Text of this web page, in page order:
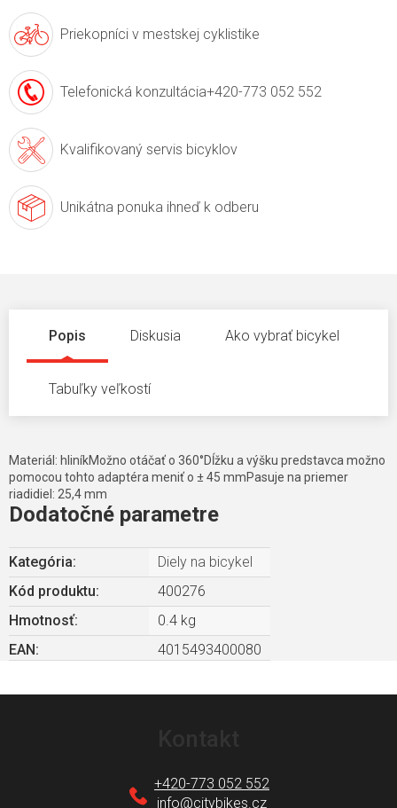
Priekopníci v mestskej cyklistike
Telefonická konzultácia+420-773 052 552
Kvalifikovaný servis bicyklov
Unikátna ponuka ihneď k odberu
Popis Diskusia Ako vybrať bicykel
Tabuľky veľkostí
Materiál: hliníkMožno otáčať o 360°Dĺžku a výšku predstavca možno
pomocou tohto adaptéra meniť o ± 45 mmPasuje na priemer
riadidiel: 25,4 mm
Dodatočné parametre
Kategória:
Diely na bicykel
Kód produktu:
400276
Hmotnosť:
0.4 kg
EAN : 4015493400080
info@citybikes.cz
+420-773 052 552